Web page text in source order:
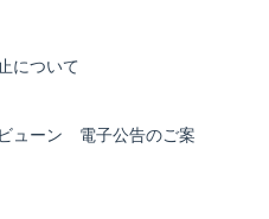
について
ューン 電子公告のご案